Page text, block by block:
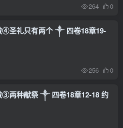
264 0
④圣礼只有两个 ༒ 四卷18章19-
256 0
③两种献祭 ༒ 四卷18章12-18 约